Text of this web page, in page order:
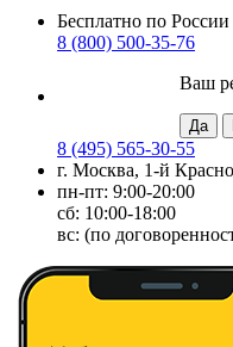
Бесплатно по России
8 (800) 500-35-76
Ваш
8 (495) 565-30-55
г. Москва, 1-й
пн-пт: 9:00-20:00
сб: 10:00-18:00
вс: (по